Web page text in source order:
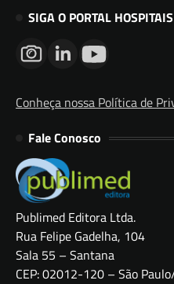
SIGA O PORTAL
Conheça nossa Política de
Fale Conosco
Publimed Editora Ltda.
Rua Felipe Gadelha, 104
Sala 55 – Santana
CEP: 02012-120 – São